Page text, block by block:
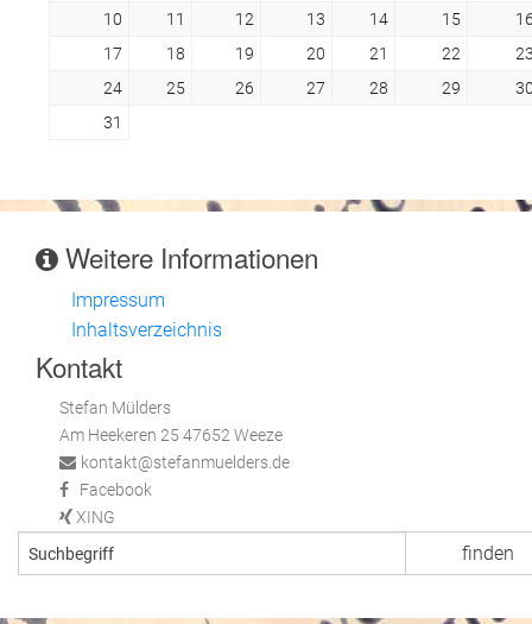
10
11 12 13 14 15
17
18 19 20 21 22
24
25 26 27 28 29
31
Weitere Informationen
Impressum
Inhaltsverzeichnis
Kontakt
Stefan Mülders
Am Heekeren 25 47652 Weeze
kontakt@stefanmuelders.de
Facebook
XING